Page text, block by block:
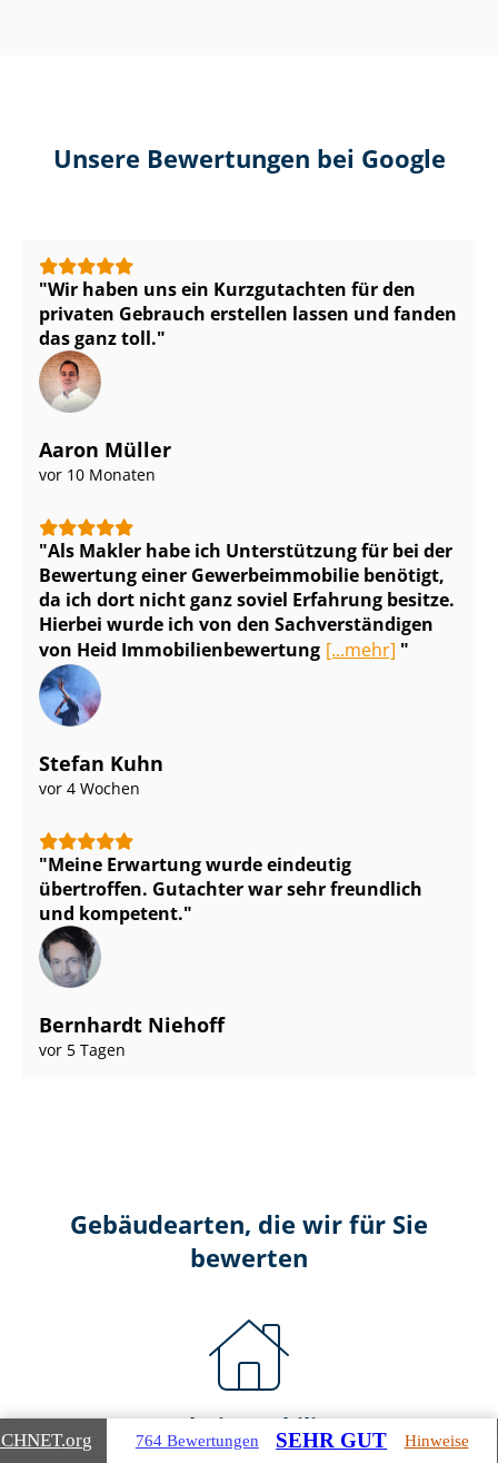
Unsere Bewertungen bei Google
Wir haben uns ein Kurzgutachten für den
privaten Gebrauch erstellen lassen und fanden
das ganz toll.
Aaron Müller
vor 10 Monaten
Als Makler habe ich Unterstützung für bei der
Bewertung einer Ge­wer­be­im­mo­bi­lie benötigt,
da ich dort nicht ganz soviel Erfahrung besitze.
Hierbei wurde ich von den Sach­ver­stän­di­gen
von Heid Im­mo­bi­li­en­be­wer­tung [...mehr]
Stefan Kuhn
vor 4 Wochen
Meine Erwartung wurde eindeutig
übertroffen. Gutachter war sehr freundlich
und kompetent.
Bernhardt Niehoff
vor 5 Tagen
Gebäudearten, die wir für Sie
bewerten
Wohnimmobilien
.org 764 Bewertungen SEHR GUT Hinweise